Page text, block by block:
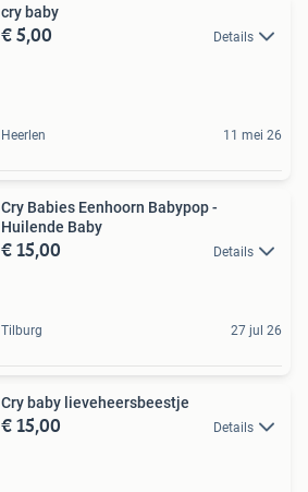
cry baby
€ 5,00 Details
Heerlen 11 mei 26
Cry Babies Eenhoorn Babypop -
Huilende Baby
€ 15,00 Details
Tilburg 27 jul 26
Cry baby lieveheersbeestje
€ 15,00 Details